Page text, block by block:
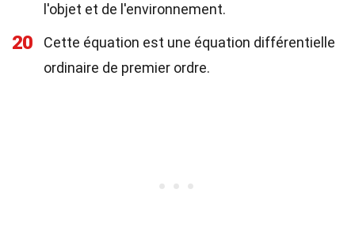
l'objet et de l'environnement.
20
Cette équation est une équation différentielle
ordinaire de premier ordre.